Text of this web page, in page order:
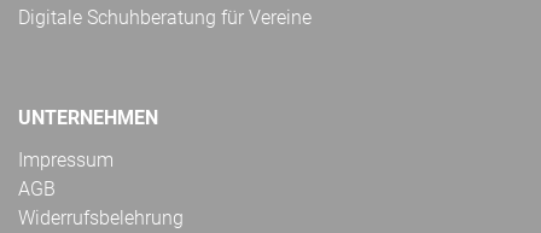
Digitale Schuhberatung für Vereine
UNTERNEHMEN
Impressum
AGB
Widerrufsbelehrung